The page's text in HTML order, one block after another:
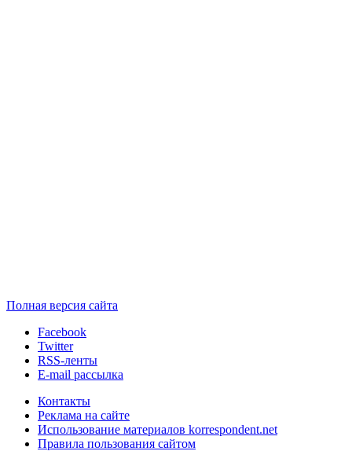
Полная версия сайта
Facebook
Twitter
RSS-ленты
E-mail рассылка
Контакты
Реклама на сайте
Использование материалов korrespondent.net
Правила пользования сайтом